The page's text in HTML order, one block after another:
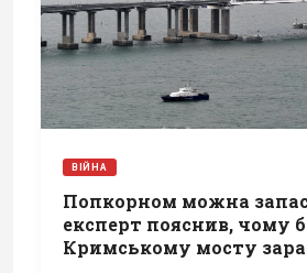
ВІЙНА
Попкорном можна
експерт пояснив, чому
Кримському мосту